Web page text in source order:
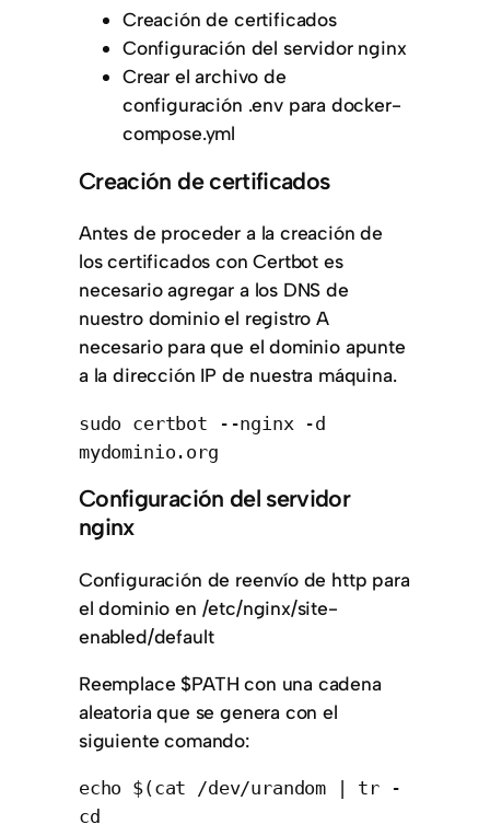
Creación de certificados
Configuración del servidor nginx
Crear el archivo de
configuración .env para docker-
compose.yml
Creación de certificados
Antes de proceder a la creación de
los certificados con Certbot es
necesario agregar a los DNS de
nuestro dominio el registro A
necesario para que el dominio apunte
a la dirección IP de nuestra máquina.
sudo certbot --nginx -d
mydominio.org
Configuración del servidor
nginx
Configuración de reenvío de http para
el dominio en /etc/nginx/site-
enabled/default
Reemplace $PATH con una cadena
aleatoria que se genera con el
siguiente comando:
echo $(cat /dev/urandom | tr -
cd